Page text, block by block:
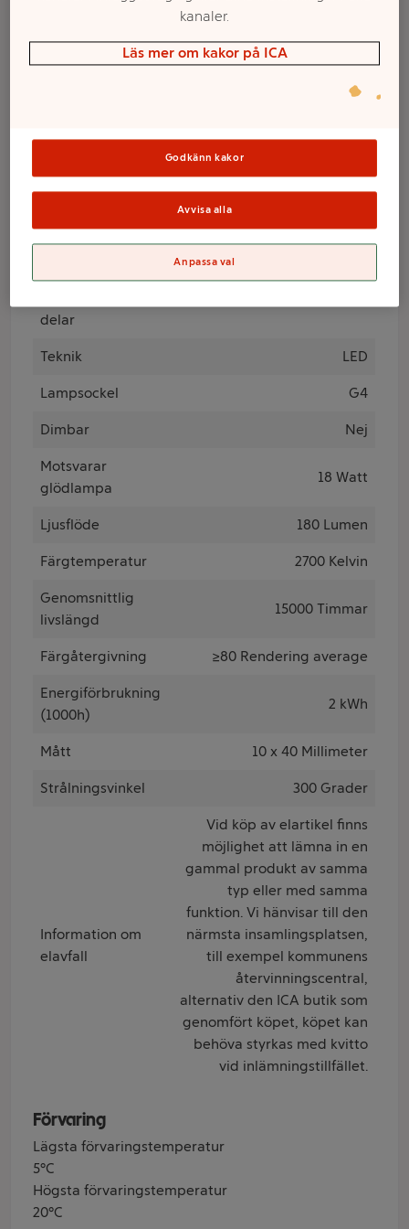
Lampmodell G4
Antal i
delar
Teknik LED
Lampsockel G4
Dimbar Nej
Motsvarar
glödlampa
18 Watt
Ljusflöde 180 Lumen
Färgtemperatur 2700 Kelvin
Genomsnittlig
livslängd
15000 Timmar
Färgåtergivning ≥80 Rendering average
Energiförbrukning
(1000h)
2 kWh
Mått 10 x 40 Millimeter
Strålningsvinkel 300 Grader
Information om
elavfall
Vid köp av elartikel finns
möjlighet att lämna in en
gammal produkt av samma
typ eller med samma
funktion. Vi hänvisar till den
närmsta insamlingsplatsen,
till exempel kommunens
återvinningscentral,
alternativ den ICA butik som
genomfört köpet, köpet kan
behöva styrkas med kvitto
vid inlämningstillfället.
Förvaring
Lägsta förvaringstemperatur
5°C
Högsta förvaringstemperatur
20°C
kanaler.
Läs mer om kakor på ICA
Godkänn kakor
Avvisa alla
Anpassa val